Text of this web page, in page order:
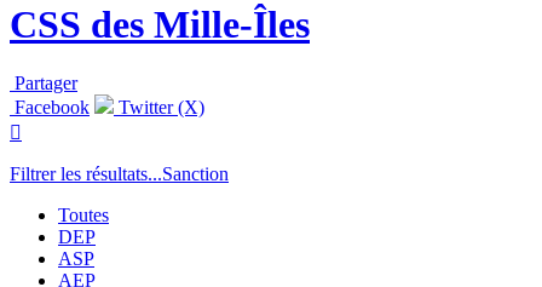
CSS des Mille-Îles
Partager
Facebook
Twitter (X)

Filtrer les résultats...Sanction
Toutes
DEP
ASP
AEP